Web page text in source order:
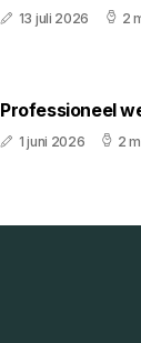
13 juli 2026 2
Professioneel
1 juni 2026 2